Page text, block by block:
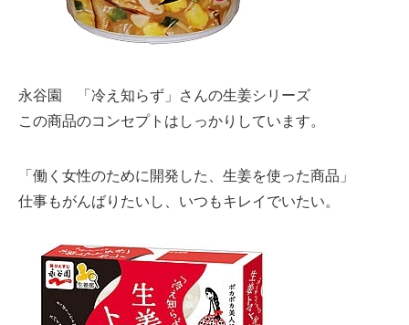
永谷園 「冷え知らず」さんの生姜シリーズ
この商品のコンセプトはしっかりしています。
「働く女性のために開発した、生姜を使った商品」
仕事もがんばりたいし、いつもキレイでいたい。